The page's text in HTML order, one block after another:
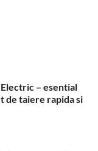
– esential
de taiere rapida si